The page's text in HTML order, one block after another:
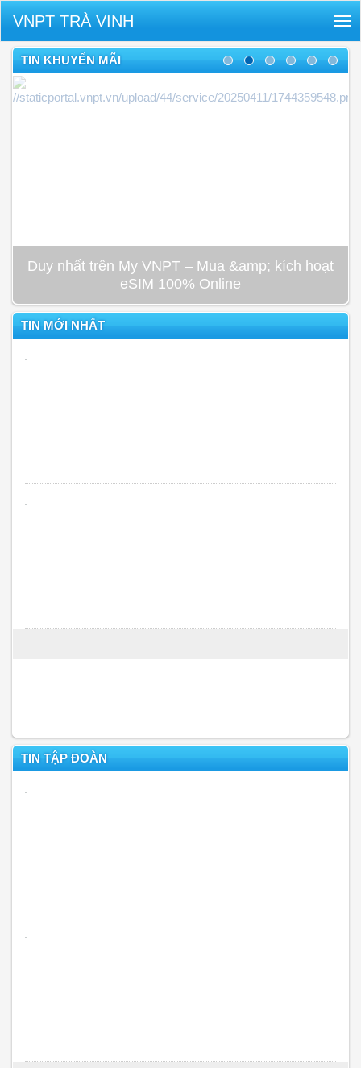
VNPT TRÀ VINH
TIN KHUYẾN MÃI
Duy nhất trên My VNPT – Mua &amp; kích hoạt
eSIM 100% Online
TIN MỚI NHẤT
TIN TẬP ĐOÀN